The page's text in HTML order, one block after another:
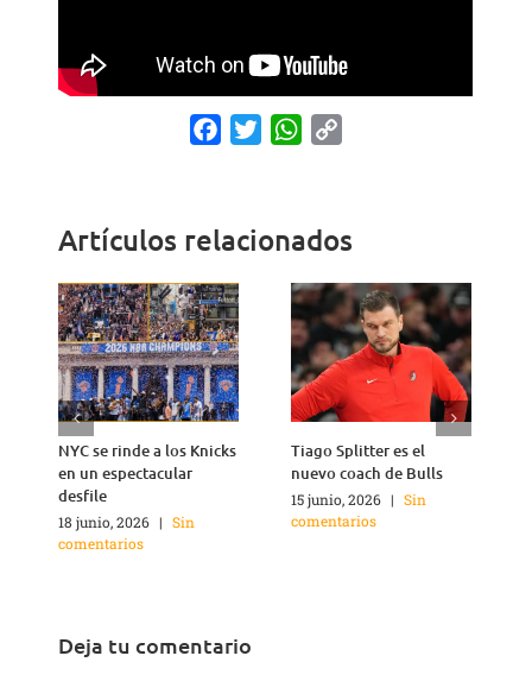
FacebookTwitterWhatsApp
Artículos relacionados
NYC se rinde a los Knicks
en un espectacular
desfile
18 junio, 2026 | Sin
comentarios
Tiago Splitter es el
nuevo coach de Bulls
15 junio, 2026 | Sin
comentarios
Deja tu comentario